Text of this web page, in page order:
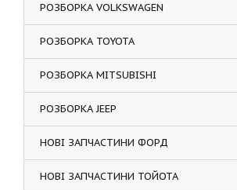
РОЗБОРКА VOLKSWAGEN
РОЗБОРКА TOYOTA
РОЗБОРКА MITSUBISHI
РОЗБОРКА JEEP
НОВІ ЗАПЧАСТИНИ ФОРД
НОВІ ЗАПЧАСТИНИ ТОЙОТА